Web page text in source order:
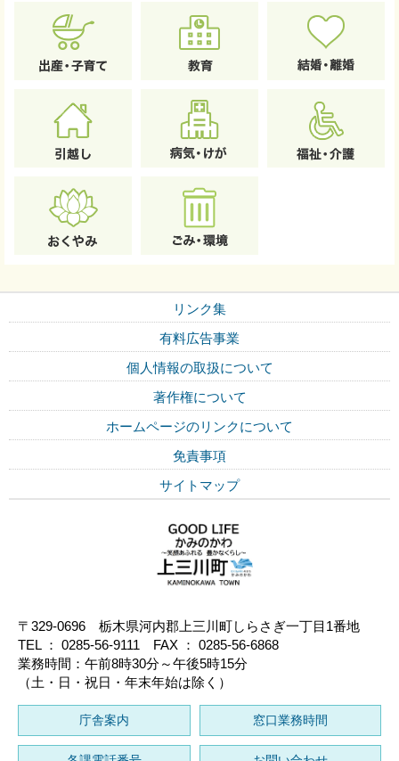
リンク集
有料広告事業
個人情報の取扱について
著作権について
ホームページのリンクについて
免責事項
サイトマップ
〒329-0696 栃木県河内郡上三川町しらさぎ一丁目1番地
TEL ： 0285-56-9111 FAX ： 0285-56-6868
業務時間：午前8時30分～午後5時15分
（土・日・祝日・年末年始は除く）
庁舎案内 窓口業務時間